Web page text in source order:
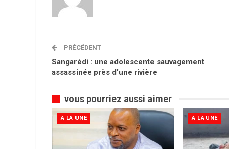
PRÉCÉDENT
Sangarédi : une adolescente sauvagement
assassinée près d’une rivière
vous pourriez aussi aimer
A LA UNE A LA UNE